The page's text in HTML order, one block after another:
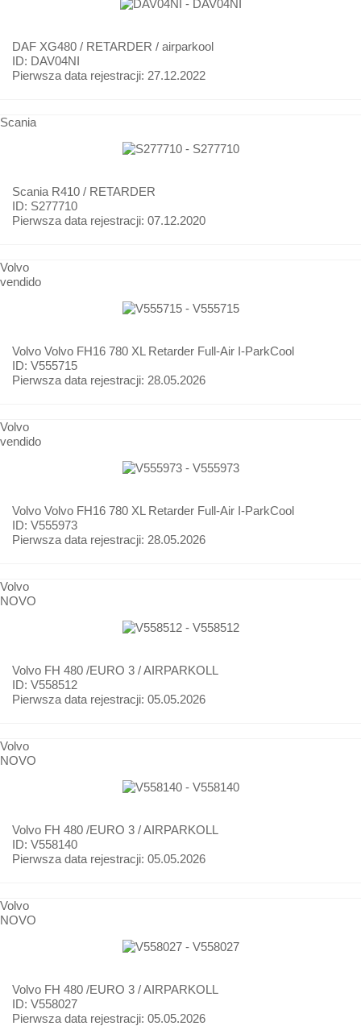
DAF XG480 / RETARDER / airparkool
ID: DAV04NI
Pierwsza data rejestracji: 27.12.2022
Scania
Scania R410 / RETARDER
ID: S277710
Pierwsza data rejestracji: 07.12.2020
Volvo
vendido
Volvo Volvo FH16 780 XL Retarder Full-Air I-ParkCool
ID: V555715
Pierwsza data rejestracji: 28.05.2026
Volvo
vendido
Volvo Volvo FH16 780 XL Retarder Full-Air I-ParkCool
ID: V555973
Pierwsza data rejestracji: 28.05.2026
Volvo
NOVO
Volvo FH 480 /EURO 3 / AIRPARKOLL
ID: V558512
Pierwsza data rejestracji: 05.05.2026
Volvo
NOVO
Volvo FH 480 /EURO 3 / AIRPARKOLL
ID: V558140
Pierwsza data rejestracji: 05.05.2026
Volvo
NOVO
Volvo FH 480 /EURO 3 / AIRPARKOLL
ID: V558027
Pierwsza data rejestracji: 05.05.2026